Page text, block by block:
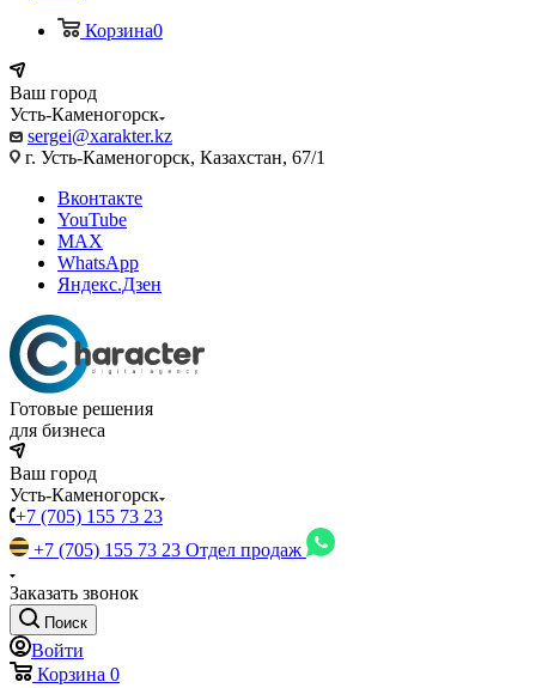
Корзина0
Ваш город
Усть-Каменогорск
sergei@xarakter.kz
г. Усть-Каменогорск, Казахстан, 67/1
Вконтакте
YouTube
MAX
WhatsApp
Яндекс.Дзен
Готовые решения
для бизнеса
Ваш город
Усть-Каменогорск
+7 (705) 155 73 23
+7 (705) 155 73 23 Отдел продаж
Заказать звонок
Поиск
Войти
Корзина 0